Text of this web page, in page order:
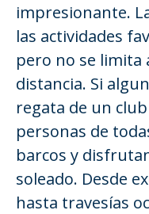
impresionante.
las actividades
pero no se limita
distancia. Si
regata de un
personas de
barcos y
soleado. Desde
hasta travesías